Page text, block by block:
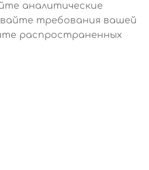
аналитические
требования вашей
распространенных